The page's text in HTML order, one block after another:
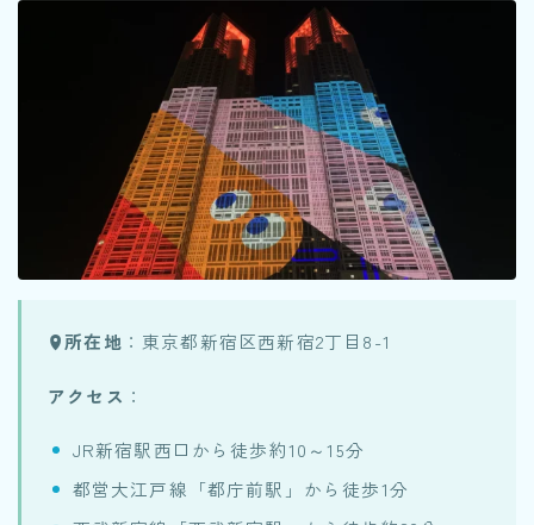
所在地 ：東京都新宿区西新宿2丁目8-1
アクセス ：
JR新宿駅西口から徒歩約10～15分
都営大江戸線「都庁前駅」から徒歩1分